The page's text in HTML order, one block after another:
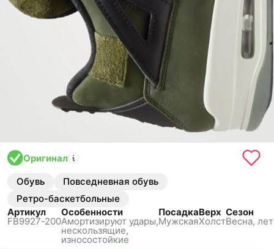
Оригинал
Обувь
Повседневная обувь
Ретро-баскетбольные
Артикул
FB9927-200
Особенности
Амортизируют удары,
нескользящиe,
износостойкие
Посадка
Мужская
Верх
Холст
Сезон
Весна,